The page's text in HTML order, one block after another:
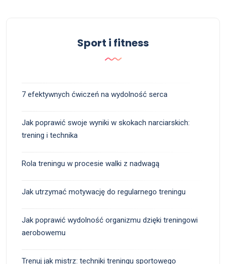
Sport i fitness
7 efektywnych ćwiczeń na wydolność serca
Jak poprawić swoje wyniki w skokach narciarskich:
trening i technika
Rola treningu w procesie walki z nadwagą
Jak utrzymać motywację do regularnego treningu
Jak poprawić wydolność organizmu dzięki treningowi
aerobowemu
Trenuj jak mistrz: techniki treningu sportowego